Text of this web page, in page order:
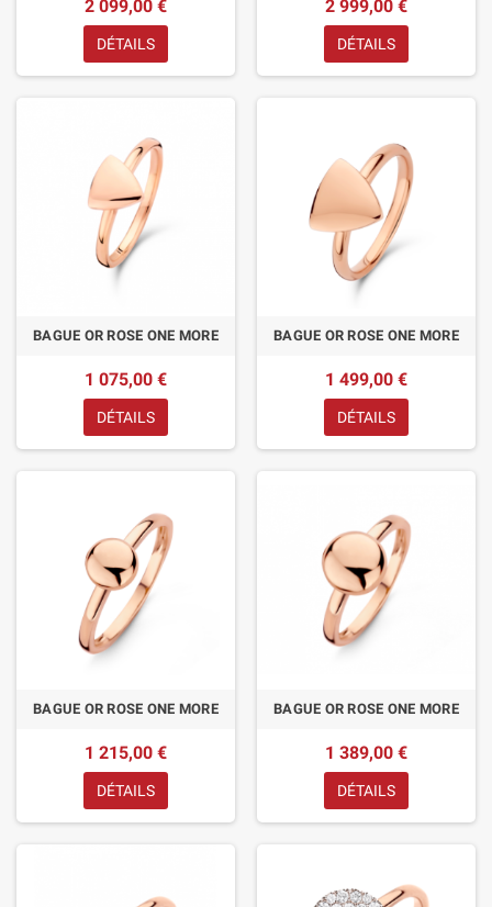
2 099,00 €
DÉTAILS
2 999,00 €
DÉTAILS
BAGUE OR ROSE ONE MORE
1 075,00 €
DÉTAILS
BAGUE OR ROSE ONE MORE
1 499,00 €
DÉTAILS
BAGUE OR ROSE ONE MORE
1 215,00 €
DÉTAILS
BAGUE OR ROSE ONE MORE
1 389,00 €
DÉTAILS